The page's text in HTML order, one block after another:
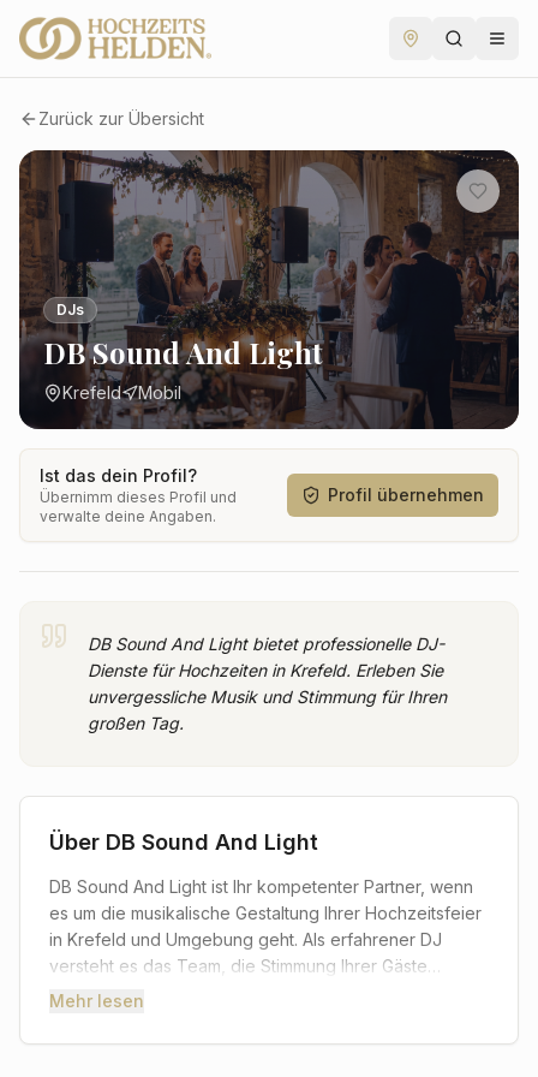
Zurück zur Übersicht
DJs
DB Sound And Light
Krefeld Mobil
Ist das dein Profil?
Übernimm dieses Profil und
verwalte deine Angaben.
Profil übernehmen
DB Sound And Light bietet professionelle DJ-
Dienste für Hochzeiten in Krefeld. Erleben Sie
unvergessliche Musik und Stimmung für Ihren
großen Tag.
Über DB Sound And Light
DB Sound And Light ist Ihr kompetenter Partner, wenn
es um die musikalische Gestaltung Ihrer Hochzeitsfeier
in Krefeld und Umgebung geht. Als erfahrener DJ
versteht es das Team, die Stimmung Ihrer Gäste
perfekt einzufangen und mit einem vielseitigen
späten Stunden für eine unvergessliche Atmosphäre
Mehr lesen